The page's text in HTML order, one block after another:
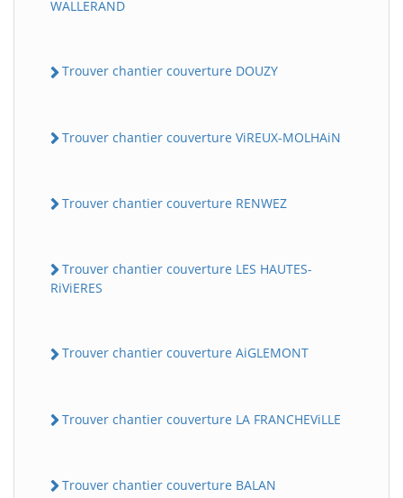
WALLERAND
Trouver chantier couverture DOUZY
Trouver chantier couverture ViREUX-MOLHAiN
Trouver chantier couverture RENWEZ
Trouver chantier couverture LES HAUTES-
RiViERES
Trouver chantier couverture AiGLEMONT
Trouver chantier couverture LA FRANCHEViLLE
Trouver chantier couverture BALAN